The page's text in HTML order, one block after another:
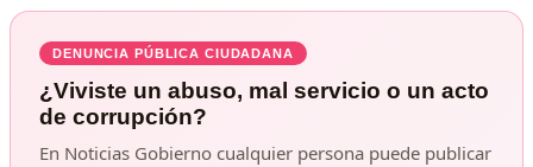
DENUNCIA PÚBLICA CIUDADANA
¿Viviste un abuso, mal servicio o un acto
de corrupción?
En Noticias Gobierno cualquier persona puede publicar